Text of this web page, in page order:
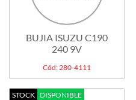
BUJIA ISUZU C190
240 9V
Cód: 280-4111
STOCK DISPONIBLE